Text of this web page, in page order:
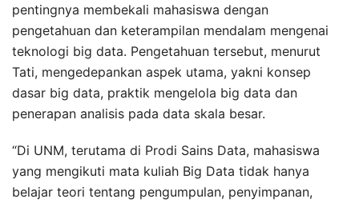
pentingnya membekali mahasiswa dengan
pengetahuan dan keterampilan mendalam mengenai
teknologi big data. Pengetahuan tersebut, menurut
Tati, mengedepankan aspek utama, yakni konsep
dasar big data, praktik mengelola big data dan
penerapan analisis pada data skala besar.
“Di UNM, terutama di Prodi Sains Data, mahasiswa
yang mengikuti mata kuliah Big Data tidak hanya
belajar teori tentang pengumpulan, penyimpanan,